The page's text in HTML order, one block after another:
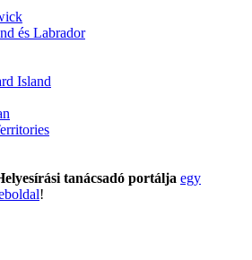
és Labrador
Island
tanácsadó portálja egy
!